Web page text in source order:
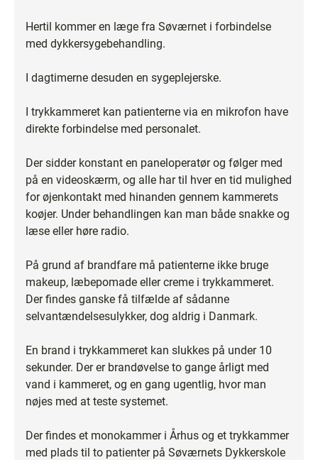
Hertil kommer en læge fra Søværnet i forbindelse
med dykkersygebehandling.
I dagtimerne desuden en sygeplejerske.
I trykkammeret kan patienterne via en mikrofon have
direkte forbindelse med personalet.
Der sidder konstant en paneloperatør og følger med
på en videoskærm, og alle har til hver en tid mulighed
for øjenkontakt med hinanden gennem kammerets
koøjer. Under behandlingen kan man både snakke og
læse eller høre radio.
På grund af brandfare må patienterne ikke bruge
makeup, læbepomade eller creme i trykkammeret.
Der findes ganske få tilfælde af sådanne
selvantændelsesulykker, dog aldrig i Danmark.
En brand i trykkammeret kan slukkes på under 10
sekunder. Der er brandøvelse to gange årligt med
vand i kammeret, og en gang ugentlig, hvor man
nøjes med at teste systemet.
Der findes et monokammer i Århus og et trykkammer
med plads til to patienter på Søværnets Dykkerskole